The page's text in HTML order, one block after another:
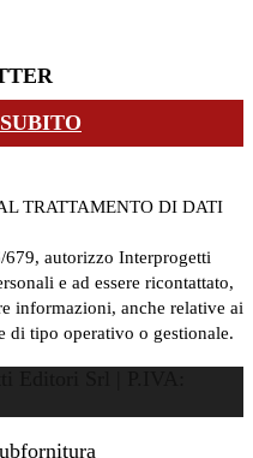
TRATTAMENTO DI DATI
679, autorizzo Interprogetti
e ad essere ricontattato,
informazioni, anche relative ai
di tipo operativo o gestionale.